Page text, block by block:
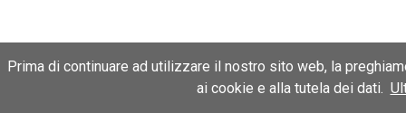
Prima di continuare ad utilizzare il nostro sito web, la
ai cookie e alla tutela dei dati.